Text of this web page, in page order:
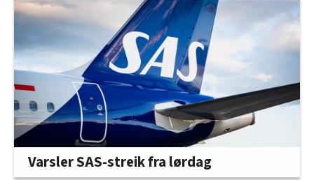
Varsler SAS-streik fra lørdag